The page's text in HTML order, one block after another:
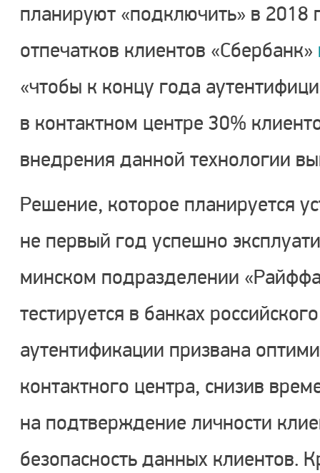
планируют «подключить» в 2018
отпечатков клиентов «Сбербанк»
«чтобы к концу года
в контактном центре 30%
внедрения данной технологии
Решение, которое планируется
не первый год успешно
минском подразделении
тестируется в банках
аутентификации призвана
контактного центра, снизив
на подтверждение личности
безопасность данных клиентов.